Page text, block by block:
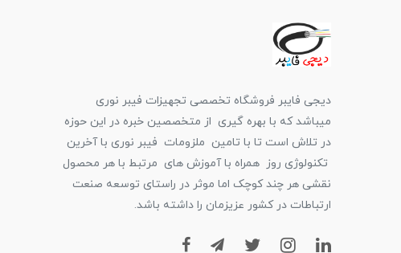
دیجی فایبر فروشگاه تخصصی تجهیزات فیبر نوری
میباشد که با بهره گیری از متخصصین خبره در این حوزه
در تلاش است تا با تامین ملزومات فیبر نوری با آخرین
تکنولوژی روز همراه با آموزش های مرتبط با هر محصول
نقشی هر چند کوچک اما موثر در راستای توسعه صنعت
ارتباطات در کشور عزیزمان را داشته باشد.